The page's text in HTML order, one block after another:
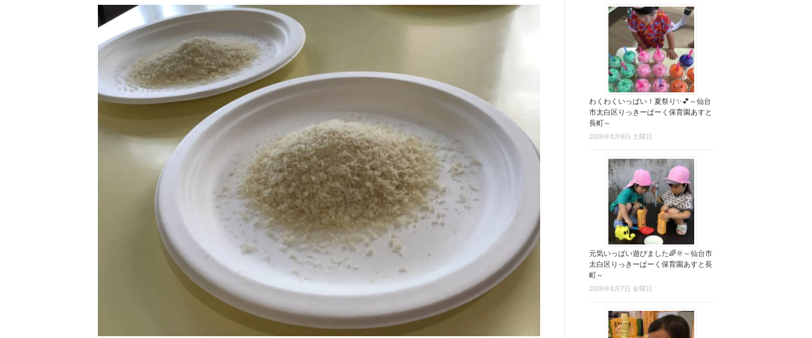
わくわくいっぱい！夏祭り✨💕～仙台
市太白区りっきーぱーく保育園あすと
長町～
2026年8月8日 土曜日
元気いっぱい遊びました🌈🌞～仙台市
太白区りっきーぱーく保育園あすと長
町～
2026年8月7日 金曜日